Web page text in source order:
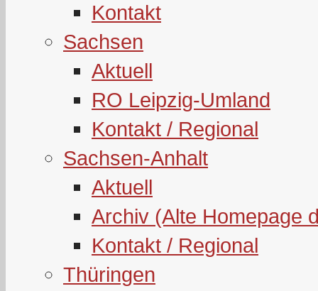
Kontakt
Sachsen
Aktuell
RO Leipzig-Umland
Kontakt / Regional
Sachsen-Anhalt
Aktuell
Archiv (Alte Homepage
Kontakt / Regional
Thüringen